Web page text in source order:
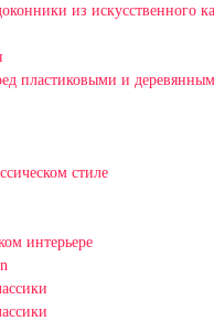
из искусственного
пластиковыми и
стиле
интерьере